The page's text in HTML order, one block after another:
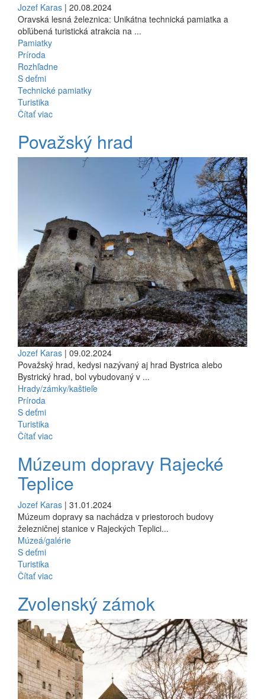
Jozef Karas | 20.08.2024
Oravská lesná železnica: Unikátna technická pamiatka a
obľúbená turistická atrakcia na ...
Pamiatky
Príroda
Rozhľadne
S deťmi
Technické pamiatky
Turistika
Čítať viac
Považský hrad
Jozef Karas | 09.02.2024
Považský hrad, kedysi nazývaný aj hrad Bystrica alebo
Bystrický hrad, bol vybudovaný v ...
Hrady/zámky/kaštieľe
Príroda
S deťmi
Turistika
Čítať viac
Múzeum dopravy Rajecké
Teplice
Jozef Karas | 31.01.2024
Múzeum dopravy sa nachádza v priestoroch budovy
železničnej stanice v Rajeckých Teplici...
Múzeá/galérie
S deťmi
Turistika
Čítať viac
Zvolenský zámok